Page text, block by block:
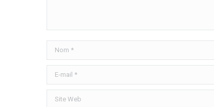
Nom *
E-mail *
Site Web